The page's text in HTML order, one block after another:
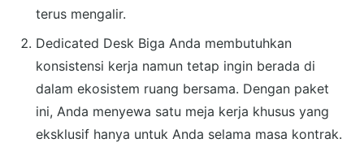
terus mengalir.
Dedicated Desk Biga Anda membutuhkan
konsistensi kerja namun tetap ingin berada di
dalam ekosistem ruang bersama. Dengan paket
ini, Anda menyewa satu meja kerja khusus yang
eksklusif hanya untuk Anda selama masa kontrak.